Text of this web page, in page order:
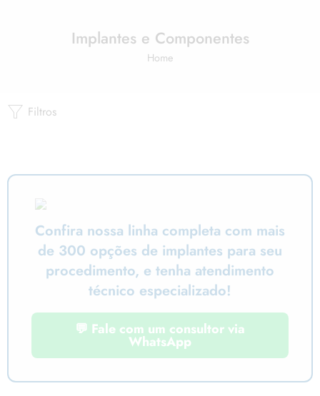
Implantes e Componentes
Home
Filtros
Confira nossa linha completa com mais
de 300 opções de implantes para seu
procedimento, e tenha atendimento
técnico especializado!
💬 Fale com um consultor via
WhatsApp